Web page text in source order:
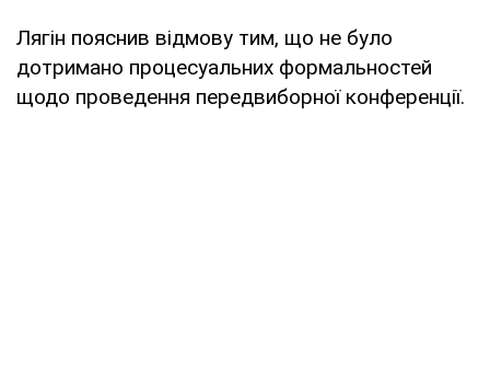
Лягін пояснив відмову тим, що не було
дотримано процесуальних формальностей
щодо проведення передвиборної конференції.